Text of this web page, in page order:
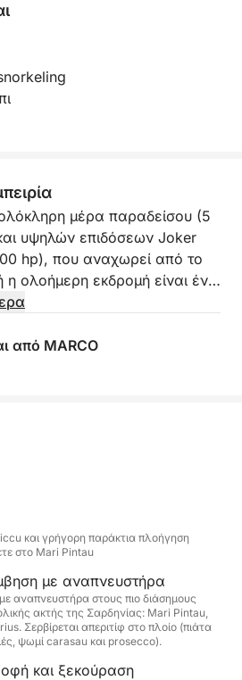
μέρα παραδείσου (5
υψηλών επιδόσεων Joker
hp), που αναχωρεί από το
ολοήμερη εκδρομή είναι ένα
μήκος της ανατολικής ακτής
λευκή άμμο.
ιδανικά για κολύμβηση με
που σερβίρεται στο
από αλλαντικά, τυριά,
την άνεση του κρύου
και τοπικού prosecco και
την ημέρα.
από MARCO
και γρήγορη παράκτια πλοήγηση
στο Mari Pintau
με αναπνευστήρα
αναπνευστήρα στους πιο διάσημους
ακτής της Σαρδηνίας: Mari Pintau,
Σερβίρεται απεριτίφ στο πλοίο (πιάτα
ψωμί carasau και prosecco).
και ξεκούραση